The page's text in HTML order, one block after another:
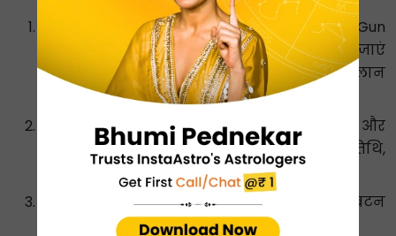
फ्री ऑनलाइन कुंडली गुण मिलान (Free Kundli Gun
Milan Online) के लिए ऑनलाइन फ्री टूल पर जाएं
जिसका नाम है - ‘फ्री में विवाह के लिए कुंडली मिलान
आपको दो सेक्शन दिखाई देंगे - पुरुष विवरण और
महिला विवरण। दोनों के लिए जन्म नाम, जन्म तिथि,
जन्म समय और जन्म स्थान भरें।
इसके बाद, फ्री कुंडली मिलान में ‘कुंडली मिलान’ बटन
पर क्लिक करें।